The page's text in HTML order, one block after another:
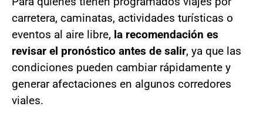
carretera, caminatas, actividades turísticas o
eventos al aire libre, la recomendación es
revisar el pronóstico antes de salir, ya que las
condiciones pueden cambiar rápidamente y
generar afectaciones en algunos corredores
viales.